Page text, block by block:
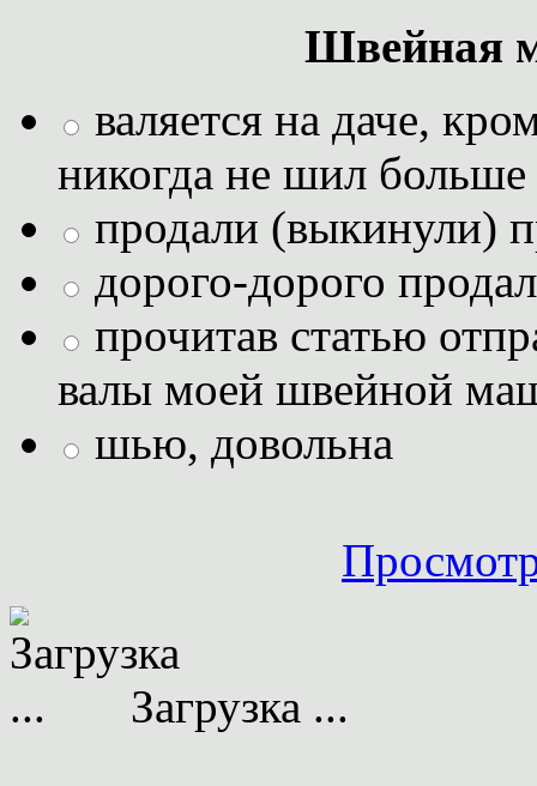
Швейная
валяется на даче,
никогда не шил больше
продали (выкинули)
дорого-дорого
прочитав статью
валы моей швейной
шью, довольна
Загрузка ...